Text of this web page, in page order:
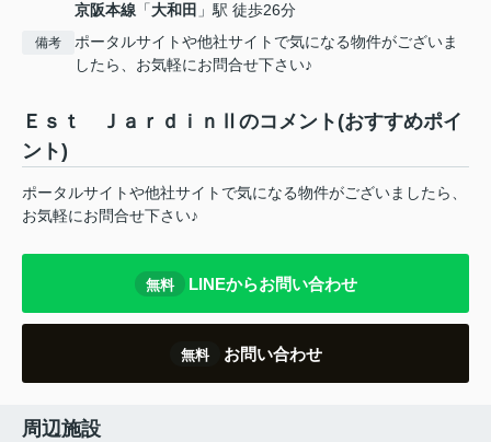
京阪本線 「大和田 」駅 徒歩26分
備考
ポータルサイトや他社サイトで気になる物件がございま
したら、お気軽にお問合せ下さい♪
Ｅｓｔ ＪａｒｄｉｎⅡのコメント(おすすめポイ
ント)
ポータルサイトや他社サイトで気になる物件がございましたら、
お気軽にお問合せ下さい♪
無料 LINEからお問い合わせ
無料 お問い合わせ
周辺施設